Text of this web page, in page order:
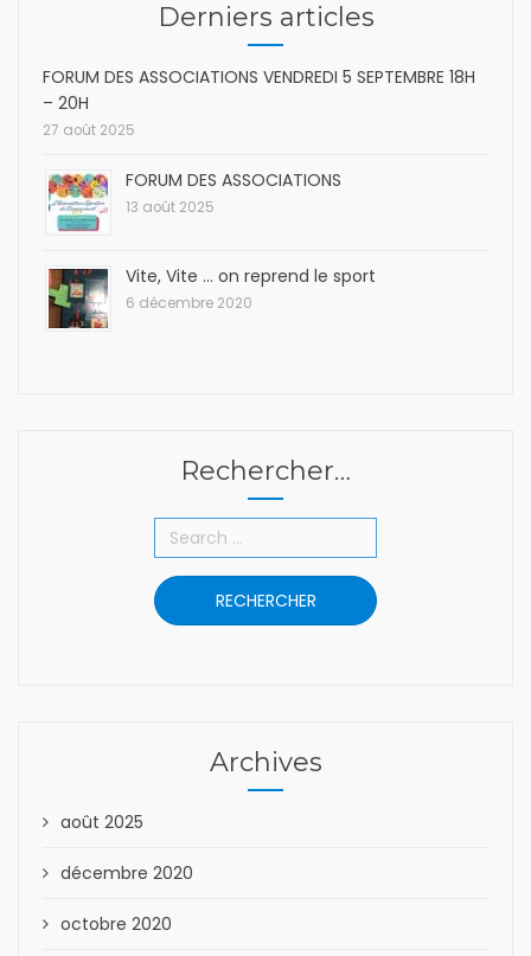
Derniers articles
FORUM DES ASSOCIATIONS VENDREDI 5 SEPTEMBRE 18H
– 20H
27 août 2025
FORUM DES ASSOCIATIONS
13 août 2025
Vite, Vite … on reprend le sport
6 décembre 2020
Rechercher…
Archives
août 2025
décembre 2020
octobre 2020